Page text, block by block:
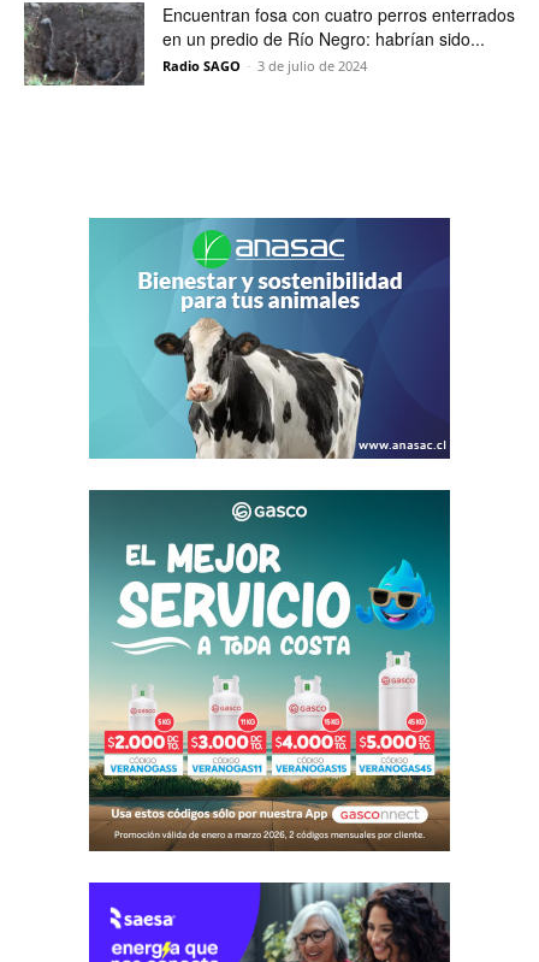
Encuentran fosa con cuatro perros enterrados
en un predio de Río Negro: habrían sido...
Radio SAGO - 3 de julio de 2024